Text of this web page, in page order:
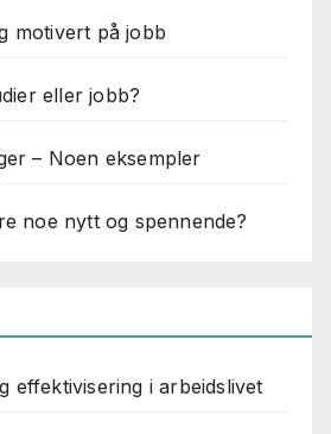
motivert på jobb
eller jobb?
– Noen eksempler
noe nytt og spennende?
effektivisering i arbeidslivet